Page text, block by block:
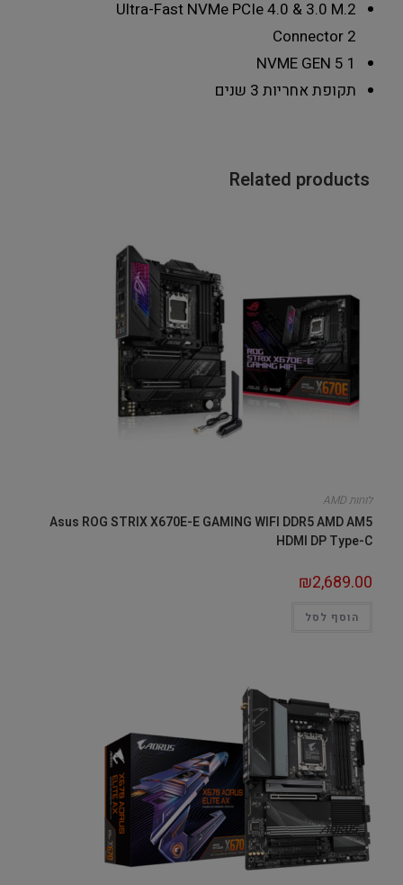
Ultra-Fast NVMe PCIe 4.0 & 3.0 M.2
Connector 2
NVME GEN 5 1
תקופת אחריות 3 שנים
Related products
לוחות AMD
Asus ROG STRIX X670E-E GAMING WIFI DDR5 AMD AM5
HDMI DP Type-C
₪2,689.00
הוסף לסל